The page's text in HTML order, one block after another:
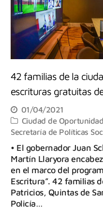
42 familias de la
escrituras gratuitas
01/04/2021
Ciudad de
Secretaría de Políticas
• El gobernador Juan
Martín Llaryora
en el marco del
Escritura”. 42 familias
Patricios, Quintas de
Policía…